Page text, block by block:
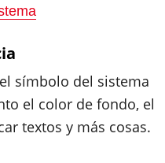
símbolo del sistema
el color de fondo, el
textos y más cosas.